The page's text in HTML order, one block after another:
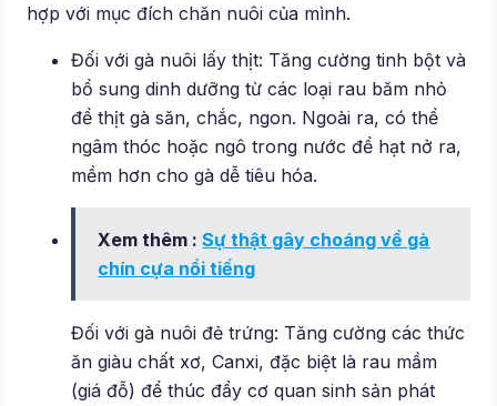
hợp với mục đích chăn nuôi của mình.
Đối với gà nuôi lấy thịt: Tăng cường tinh bột và
bổ sung dinh dưỡng từ các loại rau băm nhỏ
để thịt gà săn, chắc, ngon. Ngoài ra, có thể
ngâm thóc hoặc ngô trong nước để hạt nở ra,
mềm hơn cho gà dễ tiêu hóa.
Xem thêm :Sự thật gây choáng về gà
chín cựa nổi tiếng
Đối với gà nuôi đẻ trứng: Tăng cường các thức
ăn giàu chất xơ, Canxi, đặc biệt là rau mầm
(giá đỗ) để thúc đẩy cơ quan sinh sản phát